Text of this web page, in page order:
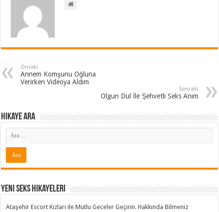
Önceki
Annem Komşunu Oğluna
Verirken Videoya Aldım
Sonraki
Olgun Dul İle Şehvetli Seks Anım
Hikaye ARA
Yeni Seks Hikayeleri
Ataşehir Escort Kızları ile Mutlu Geceler Geçirin. Hakkında Bilmeniz